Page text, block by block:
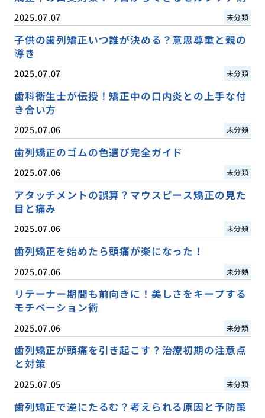
2025.07.07 未分類
子供の歯列矯正いつ誰が決める？意思尊重と親の
導き
2025.07.07 未分類
歯科衛生士が伝授！矯正中の口内炎との上手な付
き合い方
2025.07.06 未分類
歯列矯正のゴムの色選び完全ガイド
2025.07.06 未分類
アタッチメントの誤算？マウスピース矯正の見た
目と痛み
2025.07.06 未分類
歯列矯正を始めたら頭痛が楽になった！
2025.07.06 未分類
リテーナー期間も前向きに！美しさをキープする
モチベーション術
2025.07.06 未分類
歯列矯正が頭痛を引き起こす？治療初期の注意点
と対策
2025.07.05 未分類
歯列矯正で逆にたるむ？考えられる原因と予防策